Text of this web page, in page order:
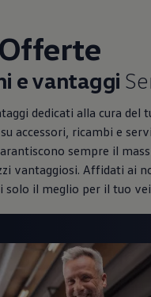
Ducati Week 2026
Offerte
e vantaggi
dedicati alla cura del
accessori, ricambi e
sempre il
vantaggiosi. Affidati ai
solo il meglio per il tuo